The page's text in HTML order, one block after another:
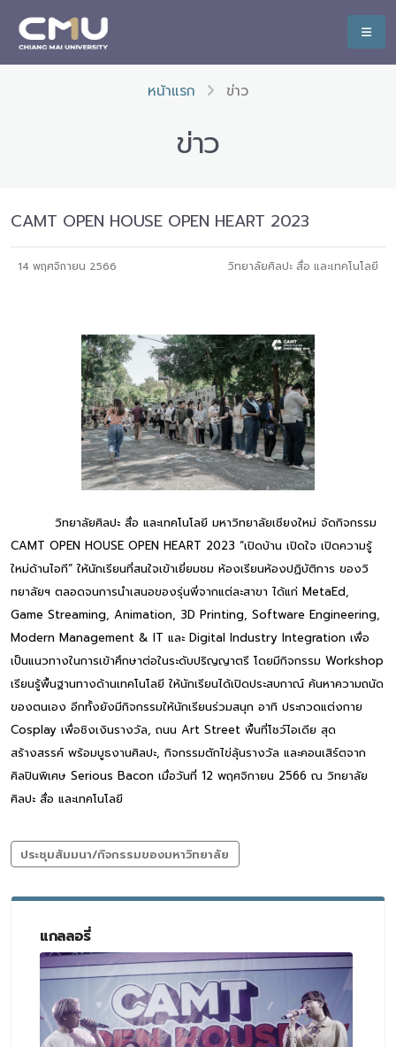
หน้าแรก ข่าว
ข่าว
CAMT OPEN HOUSE OPEN HEART 2023
14 พฤศจิกายน 2566 วิทยาลัยศิลปะ สื่อ และเทคโนโลยี
วิทยาลัยศิลปะ สื่อ และเทคโนโลยี มหาวิทยาลัยเชียงใหม่ จัดกิจกรรม
CAMT OPEN HOUSE OPEN HEART 2023 “เปิดบ้าน เปิดใจ เปิดความรู้
ใหม่ด้านไอที” ให้นักเรียนที่สนใจเข้าเยี่ยมชม ห้องเรียนห้องปฏิบัติการ ของวิ
ทยาลัยฯ ตลอดจนการนำเสนอของรุ่นพี่จากแต่ละสาขา ได้แก่ MetaEd,
Game Streaming, Animation, 3D Printing, Software Engineering,
Modern Management & IT และ Digital Industry Integration เพื่อ
เป็นแนวทางในการเข้าศึกษาต่อในระดับปริญญาตรี โดยมีกิจกรรม Workshop
เรียนรู้พื้นฐานทางด้านเทคโนโลยี ให้นักเรียนได้เปิดประสบกาณ์ ค้นหาความถนัด
ของตนเอง อีกทั้งยังมีกิจกรรมให้นักเรียนร่วมสนุก อาทิ ประกวดแต่งกาย
Cosplay เพื่อชิงเงินรางวัล, ถนน Art Street พื้นที่โชว์ไอเดีย สุด
สร้างสรรค์ พร้อมบูธงานศิลปะ, กิจกรรมตักไข่ลุ้นรางวัล และคอนเสิร์ตจาก
ศิลปินพิเศษ Serious Bacon เมื่อวันที่ 12 พฤศจิกายน 2566 ณ วิทยาลัย
ศิลปะ สื่อ และเทคโนโลยี
ประชุมสัมมนา/กิจกรรมของมหาวิทยาลัย
แกลลอรี่